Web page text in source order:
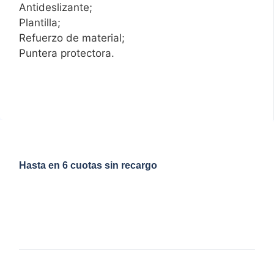
Antideslizante;
Plantilla;
Refuerzo de material;
Puntera protectora.
Hasta en 6 cuotas sin recargo